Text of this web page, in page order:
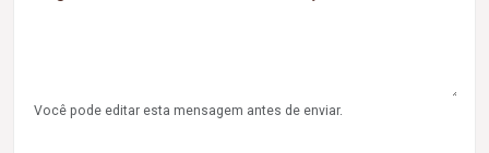
Você pode editar esta mensagem antes de enviar.